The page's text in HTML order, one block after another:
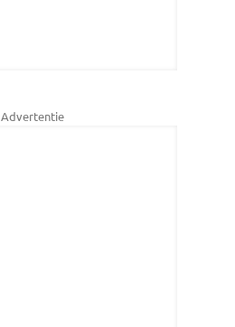
Advertentie